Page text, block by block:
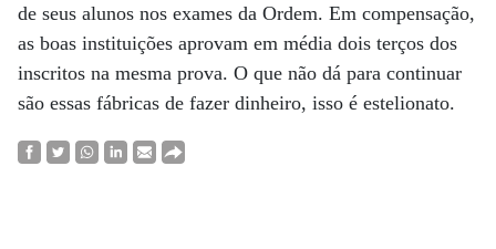
de seus alunos nos exames da Ordem. Em compensação,
as boas instituições aprovam em média dois terços dos
inscritos na mesma prova. O que não dá para continuar
são essas fábricas de fazer dinheiro, isso é estelionato.